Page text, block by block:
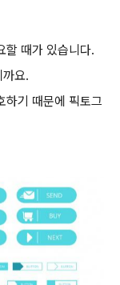
할 때가 있습니다.
요.
하기 때문에 픽토그